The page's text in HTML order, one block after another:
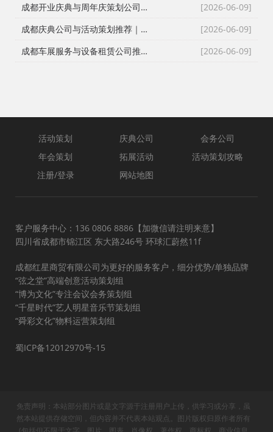
[2026-06-09]
成都开业庆典与周年庆策划公司推荐｜专业舞台搭建与高端现场布置
[2026-06-09]
成都庆典公司与活动策划推荐｜跨年晚会、元旦晚会、企业年会一站式执行
[2026-06-09]
成都车展服务与设备租赁公司推荐｜新车上市、试驾活动、巡展全案执行
活动策划 庆典公司
会务公司
年会策划
拓展活动
活动策划攻略
注册/登录
网站地图
客户服务中心：136 0806 8886【加微信请注明来意】
四川省成都市锦江区 东大路246号 环球汇蔚然11f
成都红星商贸有限公司为更好的服务客户，细分优势/单独品牌
“弦之堂”高端创意活动策划组
“博为文化”专注会议会务策划组
“千星时代”艺人明星音乐节策划组
“舜彩文化”物料运营策划组
蜀ICP备12012970号-15
免责声明：本站部分图片或是文字源于注册用户上传，供学习或分享，虽
然本站提供存储空间，但内容并不代表本站观点。图片版权归原作者所有